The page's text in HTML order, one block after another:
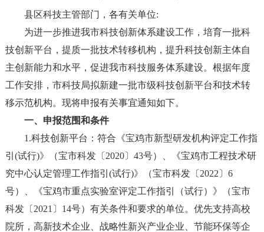
县区科技主管部门，各有关单位:
为进一步推进我市科技创新体系建设工作，培育一批科
技创新平台，提质一批技术转移机构，提升科技创新主体自
主创新能力和水平，促进我市科技服务体系建设。根据年度
工作安排，市科技局拟新建一批市级科技创新平台和技术转
移示范机构。现将申报有关事宜通知如下。
一、申报范围和条件
1.科技创新平台：符合《宝鸡市新型研发机构评定工作指
引(试行)》（宝市科发〔2020〕43号）、《宝鸡市工程技术研
究中心认定管理工作指引(试行)》（宝市科发〔2022〕6
号）、《宝鸡市重点实验室评定工作指引（试行）》（宝市
科发〔2021〕14号）有关条件和要求的单位。优先支持高校
院所，高新技术企业、战略性新兴产业企业、节能环保等企